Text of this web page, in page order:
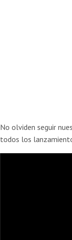
No olviden seguir
todos los